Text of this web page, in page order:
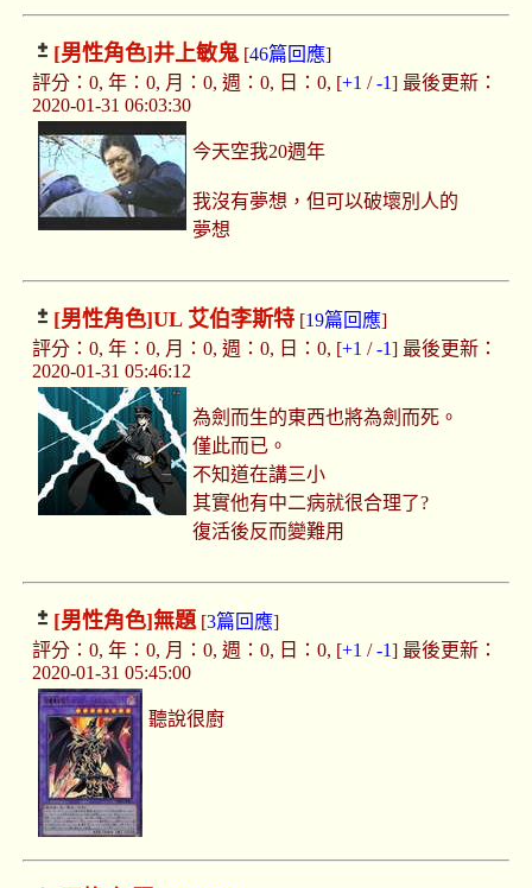
[男性角色]井上敏鬼[46篇回應]
評分：0, 年：0, 月：0, 週：0, 日：0, [+1 /-1] 最後更新：
2020-01-31 06:03:30
今天空我20週年
我沒有夢想，但可以破壞別人的
夢想
[男性角色]UL 艾伯李斯特[19篇回應]
評分：0, 年：0, 月：0, 週：0, 日：0, [+1 /-1] 最後更新：
2020-01-31 05:46:12
為劍而生的東西也將為劍而死。
僅此而已。
不知道在講三小
其實他有中二病就很合理了?
復活後反而變難用
[男性角色]無題[3篇回應]
評分：0, 年：0, 月：0, 週：0, 日：0, [+1 /-1] 最後更新：
2020-01-31 05:45:00
聽說很廚